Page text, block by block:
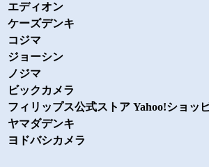
エディオン
ケーズデンキ
コジマ
ジョーシン
ノジマ
ビックカメラ
フィリップス公式ストア Yahoo!ショッ
ヤマダデンキ
ヨドバシカメラ